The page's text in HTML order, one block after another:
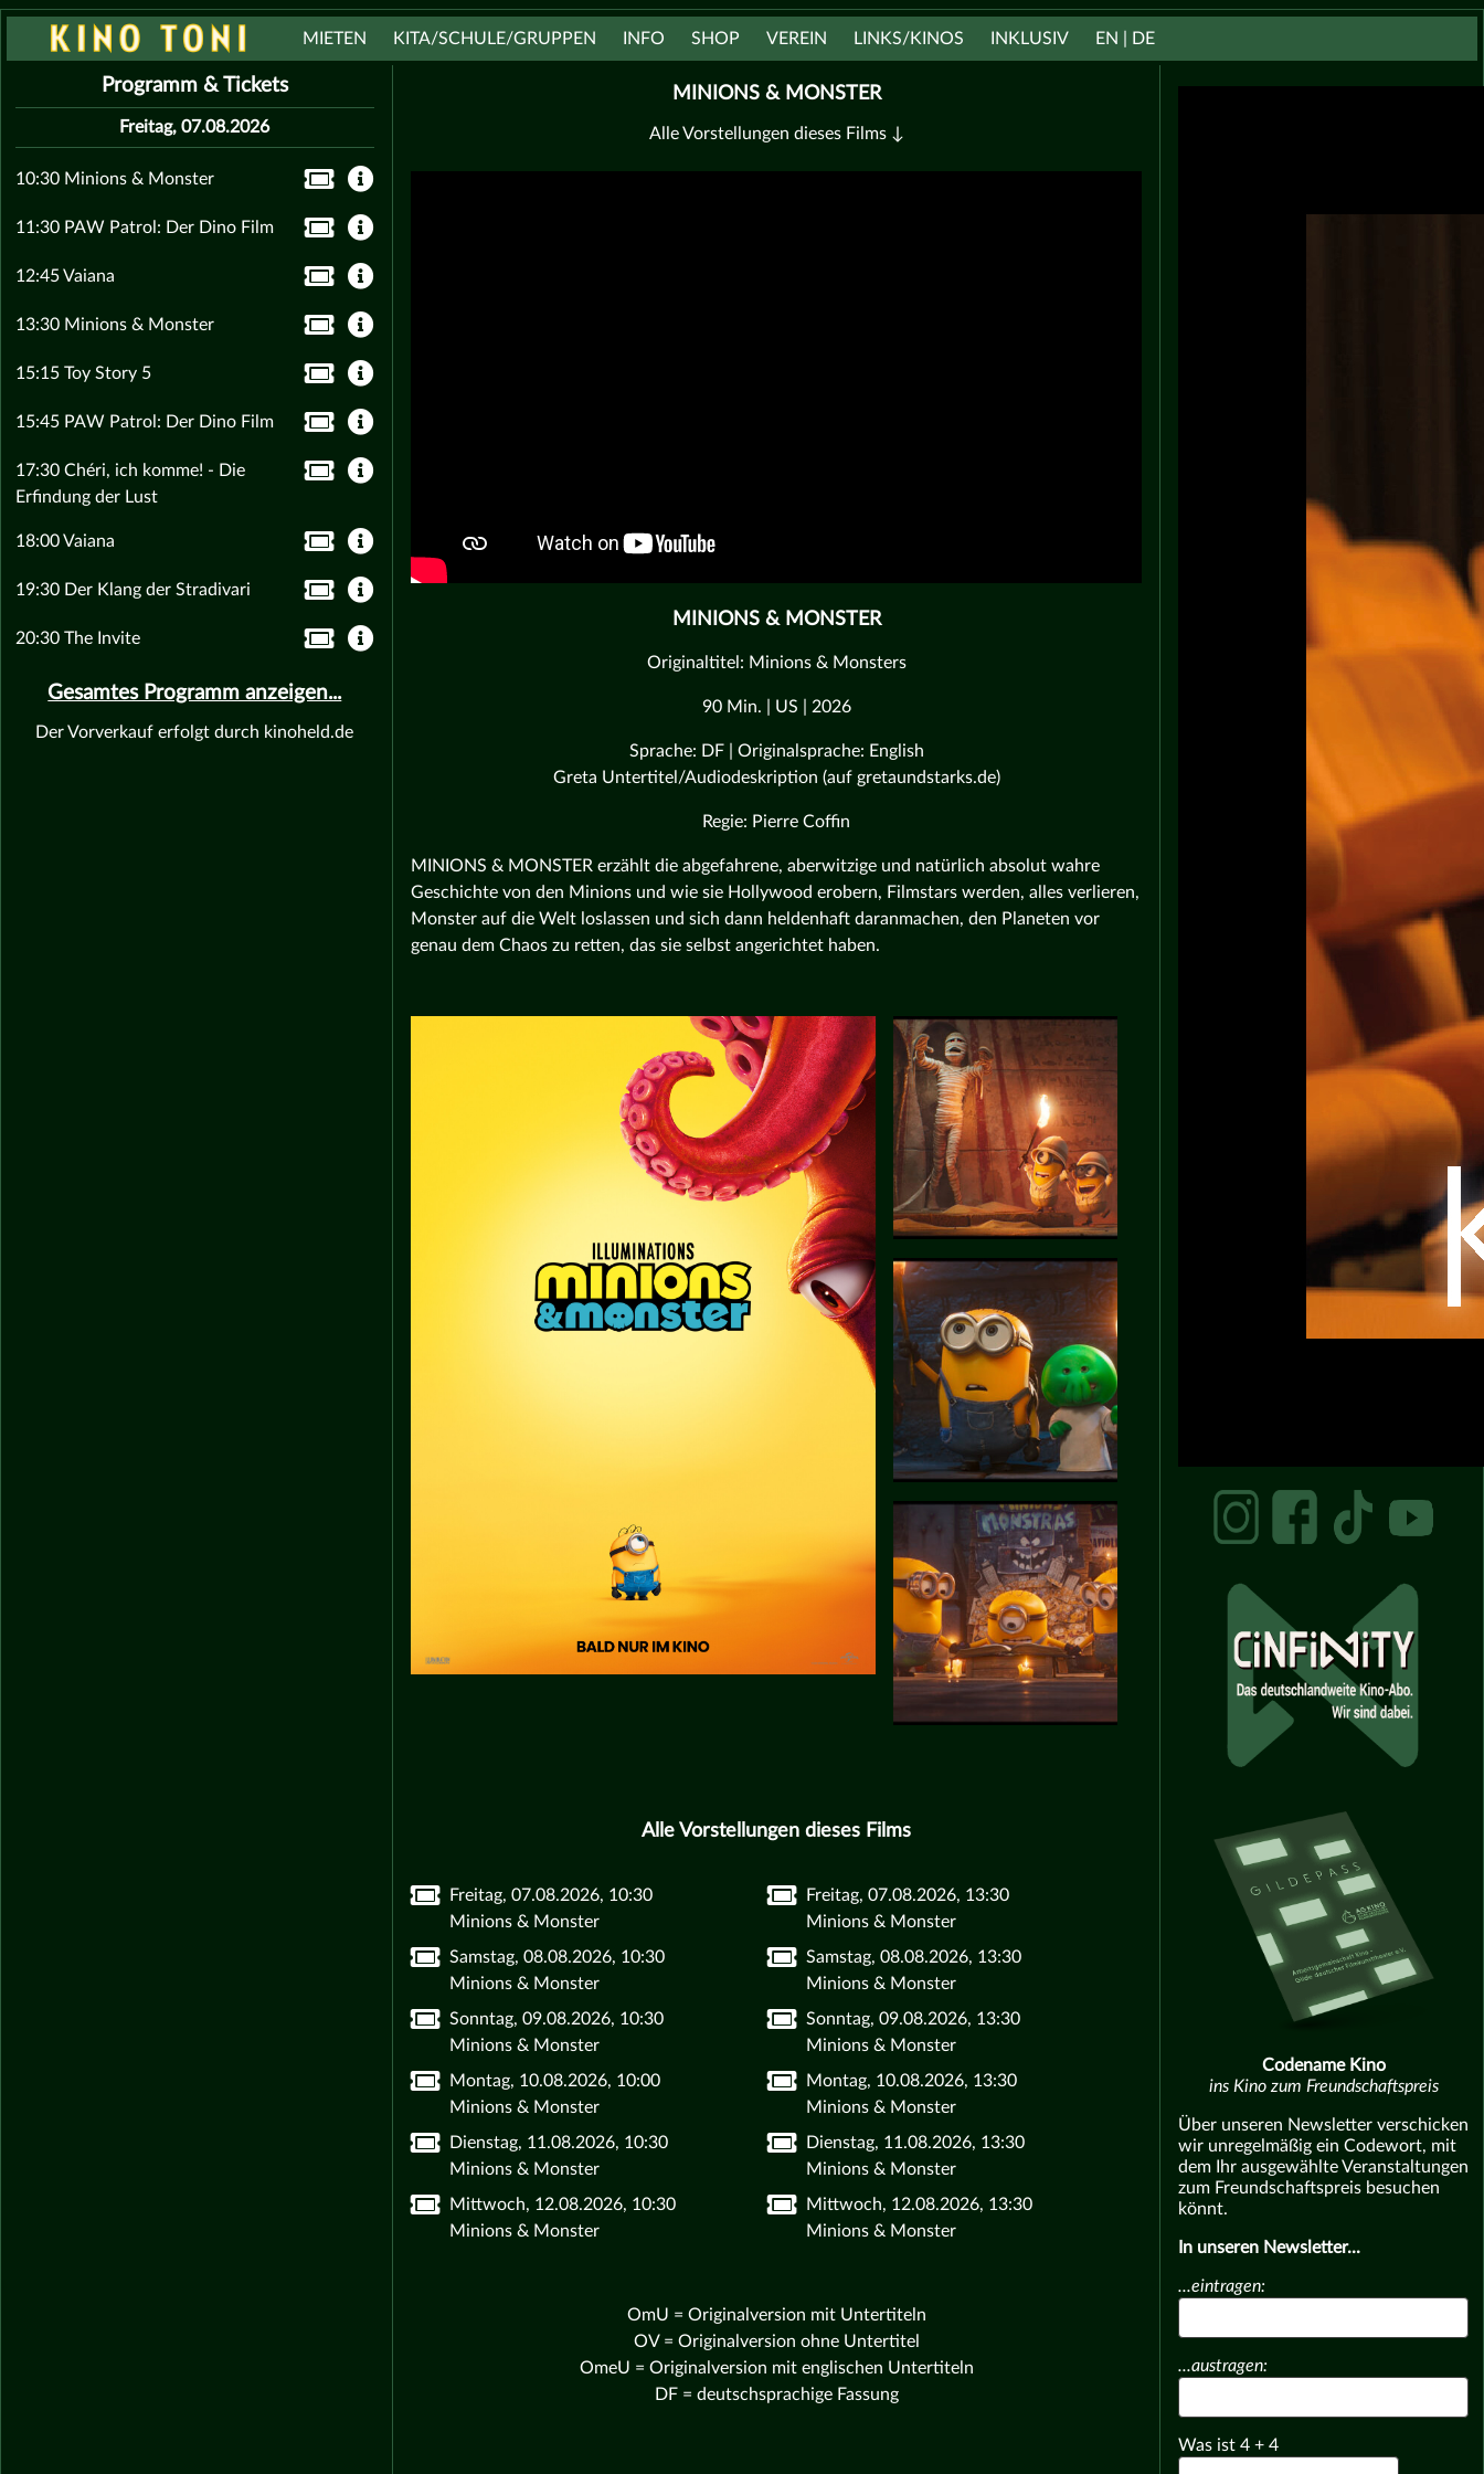
MIETEN KITA/SCHULE/GRUPPEN INFO SHOP VEREIN LINKS/KINOS INKLUSIV EN | DE
MINIONS & MONSTER
Alle Vorstellungen dieses Films ↓
MINIONS & MONSTER
Originaltitel: Minions & Monsters
90 Min. | US | 2026
Sprache: DF | Originalsprache: English
Greta Untertitel/Audiodeskription (auf gretaundstarks.de)
Regie: Pierre Coffin
MINIONS & MONSTER erzählt die abgefahrene, aberwitzige und natürlich absolut wahre
Geschichte von den Minions und wie sie Hollywood erobern, Filmstars werden, alles verlieren,
Monster auf die Welt loslassen und sich dann heldenhaft daranmachen, den Planeten vor
genau dem Chaos zu retten, das sie selbst angerichtet haben.
Alle Vorstellungen dieses Films
Freitag, 07.08.2026, 10:30
Minions & Monster
Freitag, 07.08.2026, 13:30
Minions & Monster
Samstag, 08.08.2026, 10:30
Minions & Monster
Samstag, 08.08.2026, 13:30
Minions & Monster
Sonntag, 09.08.2026, 10:30
Minions & Monster
Sonntag, 09.08.2026, 13:30
Minions & Monster
Montag, 10.08.2026, 10:00
Minions & Monster
Montag, 10.08.2026, 13:30
Minions & Monster
Dienstag, 11.08.2026, 10:30
Minions & Monster
Dienstag, 11.08.2026, 13:30
Minions & Monster
Mittwoch, 12.08.2026, 10:30
Minions & Monster
Mittwoch, 12.08.2026, 13:30
Minions & Monster
OmU = Originalversion mit Untertiteln
OV = Originalversion ohne Untertitel
OmeU = Originalversion mit englischen Untertiteln
DF = deutschsprachige Fassung
Programm & Tickets
Freitag, 07.08.2026
10:30 Minions & Monster
11:30 PAW Patrol: Der Dino Film
12:45 Vaiana
13:30 Minions & Monster
15:15 Toy Story 5
15:45 PAW Patrol: Der Dino Film
17:30 Chéri, ich komme! - Die
Erfindung der Lust
18:00 Vaiana
19:30 Der Klang der Stradivari
20:30 The Invite
Gesamtes Programm anzeigen...
Der Vorverkauf erfolgt durch kinoheld.de
Codename Kino
ins Kino zum Freundschaftspreis
Über unseren Newsletter verschicken
wir unregelmäßig ein Codewort, mit
dem Ihr ausgewählte Veranstaltungen
zum Freundschaftspreis besuchen
könnt.
In unseren Newsletter...
...eintragen:
...austragen:
Was ist4 + 4